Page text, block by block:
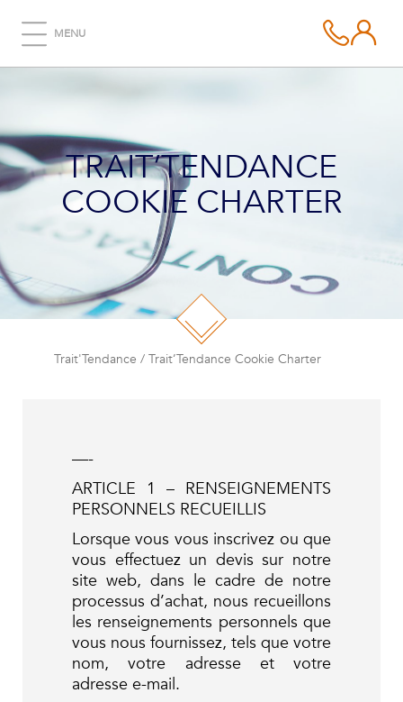
MENU
TRAIT’TENDANCE
COOKIE CHARTER
Trait'Tendance / Trait’Tendance Cookie Charter
—-
ARTICLE 1 – RENSEIGNEMENTS
PERSONNELS RECUEILLIS
Lorsque vous vous inscrivez ou que
vous effectuez un devis sur notre
site web, dans le cadre de notre
processus d’achat, nous recueillons
les renseignements personnels que
vous nous fournissez, tels que votre
nom, votre adresse et votre
adresse e-mail.